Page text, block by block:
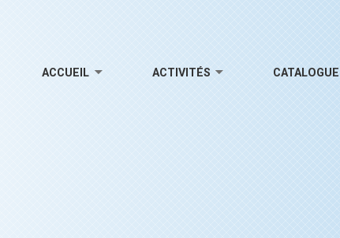
ACCUEIL ACTIVITÉS CATALOGUE